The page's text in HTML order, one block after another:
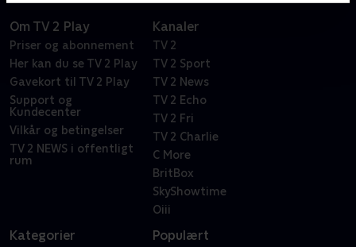
Om TV 2 Play
Priser og abonnement
Her kan du se TV 2 Play
Gavekort til TV 2 Play
Support og
Kundecenter
Vilkår og betingelser
TV 2 NEWS i offentligt
rum
Kanaler
TV 2
TV 2 Sport
TV 2 News
TV 2 Echo
TV 2 Fri
TV 2 Charlie
C More
BritBox
SkyShowtime
Oiii
Kategorier Populært